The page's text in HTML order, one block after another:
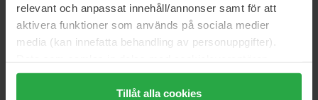
relevant och anpassat innehåll/annonser samt för att
aktivera funktioner som används på sociala medier
media (kan innefatta behandling av personuppgifter).
Genom att trycka på "Tillåt alla cookies" accepterar du
alla cookies, medan du under "Detaljer" kan anpassa
Tillåt alla cookies
9 € 7 € Niet op voorraad
Remover
Remover
100 ml